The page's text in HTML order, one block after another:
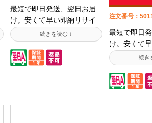
最短で即日発送、翌日お届
け。安くて早い即納リサイ
クルトナーです!お待たせし
ません! リサイクル工場で
使用済みカートリッジにあ
らかじめトナーを充填した
注文番号：
最短で即日
け。安くて
クルトナー
ません! リ
使用済みカ
らかじめト